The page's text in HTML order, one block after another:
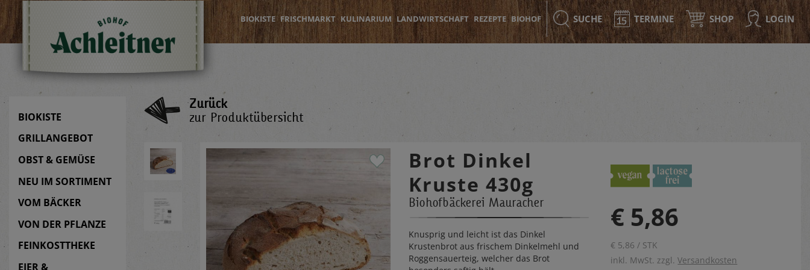
BIOKISTE FRISCHMARKT KULINARIUM LANDWIRTSCHAFT REZEPTE BIOHOF SUCHE TERMINE SHOP LOGIN
BIOKISTE
GRILLANGEBOT
OBST & GEMÜSE
NEU IM SORTIMENT
VOM BÄCKER
VON DER PFLANZE
FEINKOSTTHEKE
EIER &
Zurück
zur Produktübersicht
Brot Dinkel
Kruste 430g
Biohofbäckerei Mauracher
Knusprig und leicht ist das Dinkel
Krustenbrot aus frischem Dinkelmehl und
Roggensauerteig, welcher das Brot
€ 5,86
€ 5,86 / STK
inkl. MwSt. zzgl.Versandkosten